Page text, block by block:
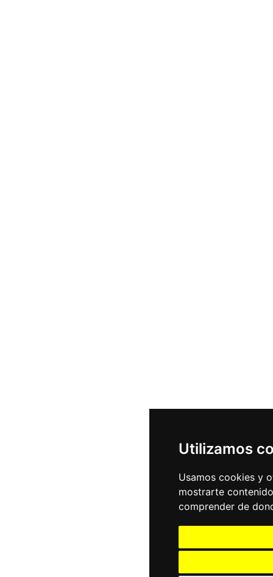
Utilizamos
Usamos cookies y
mostrarte
comprender de